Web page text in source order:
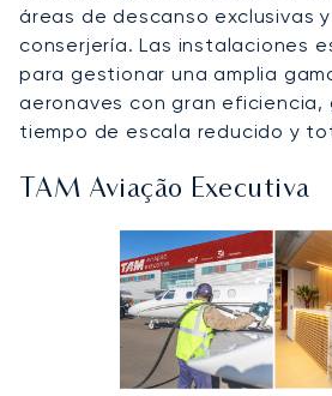
áreas de descanso exclusivas
conserjería. Las instalaciones
para gestionar una amplia
aeronaves con gran eficiencia,
tiempo de escala reducido y
TAM Aviação Executiva